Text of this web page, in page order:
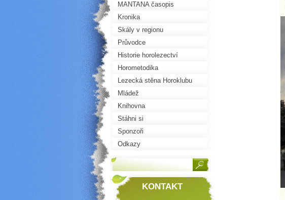
MANTANA časopis
Kronika
Skály v regionu
Průvodce
Historie horolezectví
Horometodika
Lezecká stěna Horoklubu
Mládež
Knihovna
Stáhni si
Sponzoři
Odkazy
KONTAKT